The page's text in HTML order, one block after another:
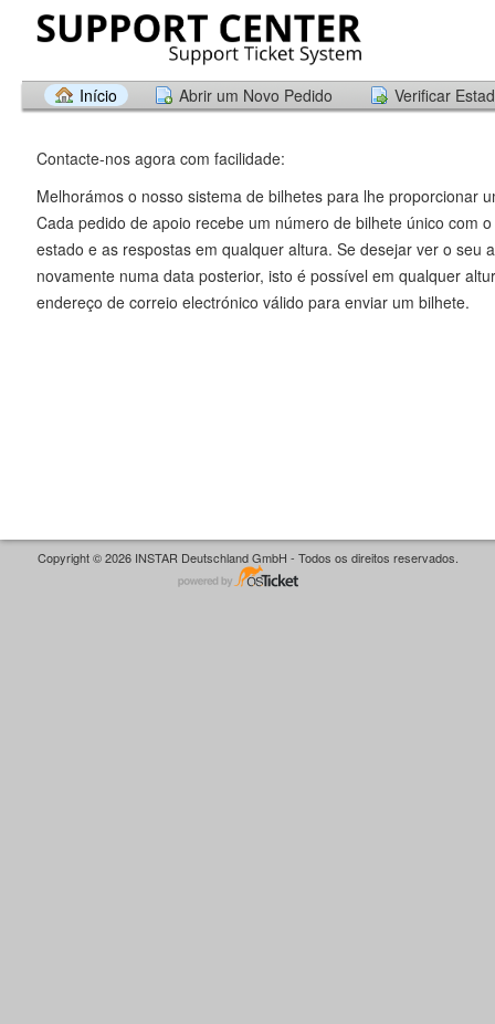
Início Abrir um Novo Pedido Verificar
Contacte-nos agora com facilidade:
Melhorámos o nosso sistema de bilhetes para lhe proporcionar
Cada pedido de apoio recebe um número de bilhete único com
estado e as respostas em qualquer altura. Se desejar ver o seu
novamente numa data posterior, isto é possível em qualquer
endereço de correio electrónico válido para enviar um bilhete.
Copyright © 2026 INSTAR Deutschland GmbH - Todos os direitos reservados.